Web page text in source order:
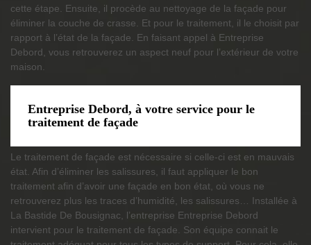
cette étape. Ensuite, il procède au nettoyage de la façade pour
éliminer la couche de crasse. Et pour le traitement, il le choisit par
rapport à l’état de la façade. En faisant appel à Entreprise
Debord, vous retrouverez un aspect neuf pour l’extérieur de votre
maison.
Entreprise Debord, à votre service pour le
traitement de façade
Le traitement de façade est nécessaire si celle-ci est en mauvais
état. Afin d’éliminer les salissures, il faut appliquer le bon
traitement afin d’avoir une façade en bon état, où vous ne
retrouverez plus les traces d’humidité, les salissures… Installée à
La Bastide De Bousignac, l’entreprise Entreprise Debord
intervient pour le traitement de façade. Son équipe connait le